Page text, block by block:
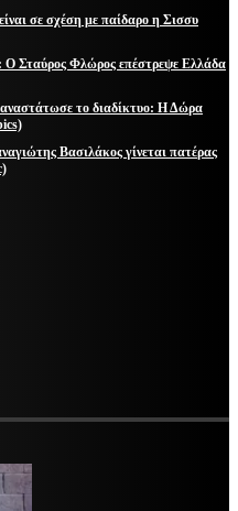
σε σχέση με παίδαρο η Σισσυ
Ο Σταύρος Φλώρος επέστρεψε Ελλάδα
το διαδίκτυο: Η Δώρα
Βασιλάκος γίνεται πατέρας